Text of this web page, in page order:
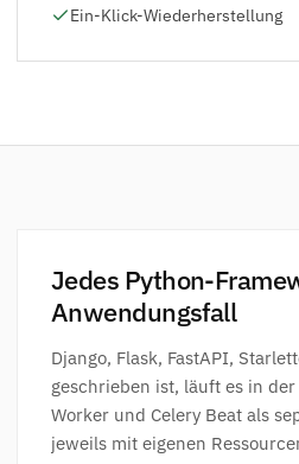
Ein-Klick-Wiederherstellung
Jedes Python-
Anwendungsfall
Django, Flask, FastAPI,
geschrieben ist, läuft es in der
Worker und Celery Beat als
jeweils mit eigenen